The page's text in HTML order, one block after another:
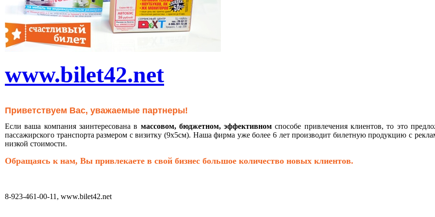
www.bilet42.net
Приветствуем Вас, уважаемые партнеры!
Если ваша компания заинтересована в массовом, бюджетном, эффективном способе привлечения клиентов, то это
пассажирского транспорта размером с визитку (9х5см). Наша фирма уже более 6 лет производит билетную продукцию с
низкой стоимости.
Обращаясь к нам, Вы привлекаете в свой бизнес большое количество новых клиентов.
8-923-461-00-11, www.bilet42.net